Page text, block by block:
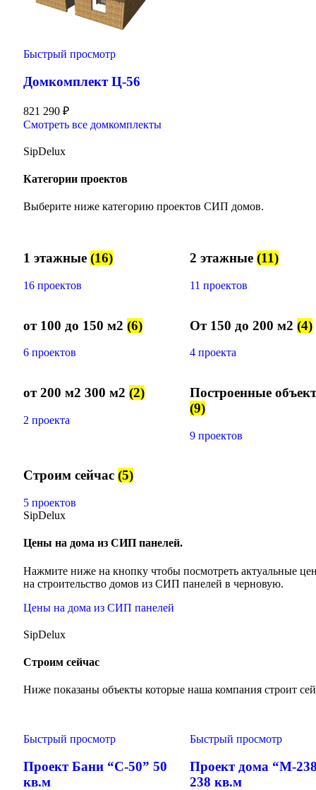
Быстрый просмотр
Домкомплект Ц-56
821 290 ₽
Смотреть все домкомплекты
SipDelux
Категории проектов
Выберите ниже категорию проектов СИП домов.
1 этажные (16)
16 проектов
2 этажные (11)
11 проектов
от 100 до 150 м2 (6)
6 проектов
От 150 до 200 м2 (4)
4 проекта
от 200 м2 300 м2 (2)
2 проекта
Построенные
(9)
9 проектов
Строим сейчас (5)
5 проектов
SipDelux
Цены на дома из СИП панелей.
Нажмите ниже на кнопку чтобы посмотреть актуальные
на строительство домов из СИП панелей в черновую.
Цены на дома из СИП панелей
SipDelux
Строим сейчас
Ниже показаны объекты которые наша компания строит
Быстрый просмотр
Проект Бани “С-50” 50
кв.м
Быстрый просмотр
Проект дома “М-
238 кв.м